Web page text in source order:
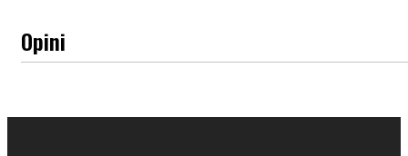
Opini